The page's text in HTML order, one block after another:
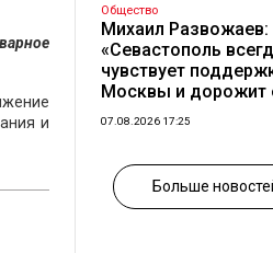
и
Общество
Михаил Развожаев:
«Севастополь
чувствует
Москвы и дорожит
07.08.2026 17:25
Больше